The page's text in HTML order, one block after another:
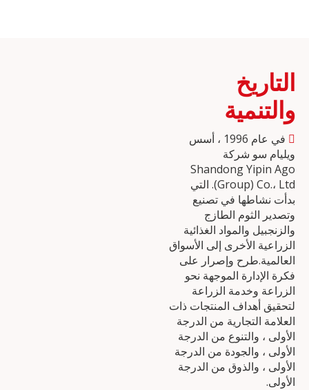
التاريخ
والتنمية

في عام 1996 ، أسس
ويليام سو شركة
Shandong Yipin Ago
(Group) Co.، Ltd. التي
بدأت نشاطها في تصنيع
وتصدير الثوم الطازج
والزنجبيل والمواد الغذائية
الزراعية الأخرى إلى الأسواق
العالمية.طرح وإصرار على
فكرة الإدارة الموجهة نحو
الزراعة وخدمة الزراعة
لتحقيق أهداف المنتجات ذات
العلامة التجارية من الدرجة
الأولى ، والتنوع من الدرجة
الأولى ، والجودة من الدرجة
الأولى ، والذوق من الدرجة
الأولى.